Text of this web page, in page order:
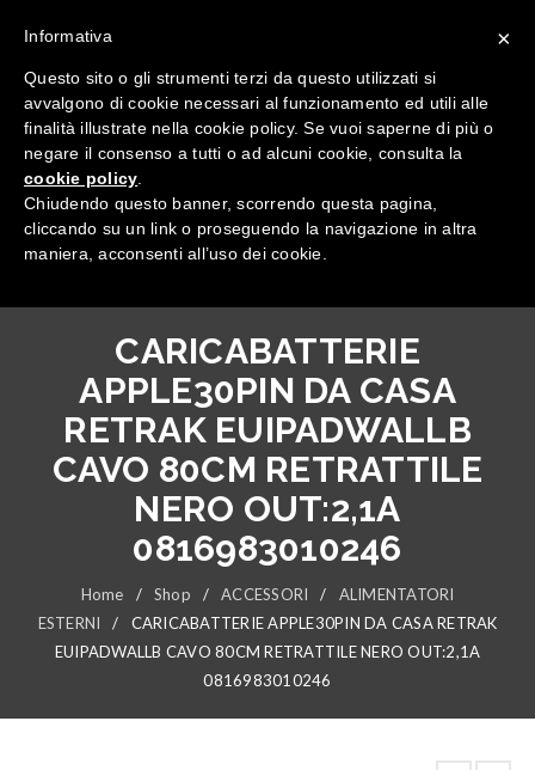
Tutte le categorie
CARICABATTERIE
APPLE30PIN DA CASA
RETRAK EUIPADWALLB
CAVO 80CM RETRATTILE
NERO OUT:2,1A
0816983010246
Home / Shop / ACCESSORI /
ALIMENTATORI
ESTERNI
/
CARICABATTERIE APPLE30PIN DA CASA RETRAK
EUIPADWALLB CAVO 80CM RETRATTILE NERO OUT:2,1A
0816983010246
×
Informativa
Questo sito o gli strumenti terzi da questo utilizzati si
avvalgono di cookie necessari al funzionamento ed utili alle
finalità illustrate nella cookie policy. Se vuoi saperne di più o
negare il consenso a tutti o ad alcuni cookie, consulta la
cookie policy
Chiudendo questo banner, scorrendo questa pagina,
cliccando su un link o proseguendo la navigazione in altra
maniera, acconsenti all’uso dei cookie.